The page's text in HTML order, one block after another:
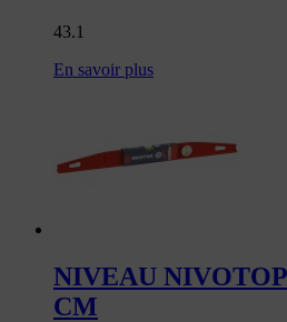
43.1
En savoir plus
NIVEAU
CM